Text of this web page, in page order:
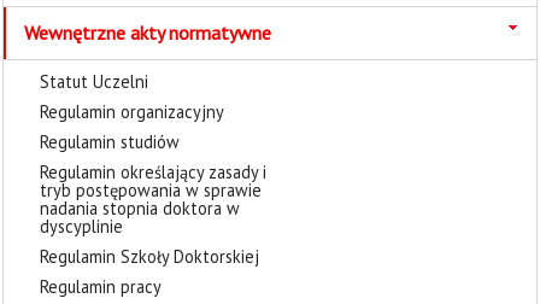
Wewnętrzne akty normatywne
Statut Uczelni
Regulamin organizacyjny
Regulamin studiów
Regulamin określający zasady i
tryb postępowania w sprawie
nadania stopnia doktora w
dyscyplinie
Regulamin Szkoły Doktorskiej
Regulamin pracy